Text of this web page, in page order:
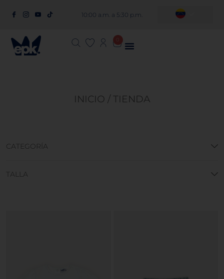
10:00 a.m. a 5:30 p.m.
INICIO / TIENDA
CATEGORÍA
TALLA